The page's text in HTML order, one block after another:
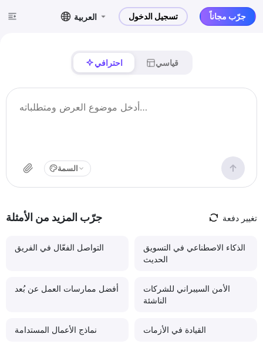
العربية تسجيل الدخول جرّب مجاناً
احترافي قياسي
السمة
جرّب المزيد من الأمثلة تغيير دفعة
التواصل الفعّال في الفريق
الذكاء الاصطناعي في التسويق
الحديث
أفضل ممارسات العمل عن بُعد
الأمن السيبراني للشركات
الناشئة
نماذج الأعمال المستدامة القيادة في الأزمات